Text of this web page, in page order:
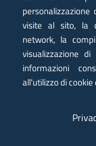
deroghe di cui
possono
per ricevere e
secondo
quali è escluso
all’articolo 7
36, anche in
Provincia, a
ritengano
visite al sito, la
network, la
visualizzazione
informazioni
all'utilizzo di